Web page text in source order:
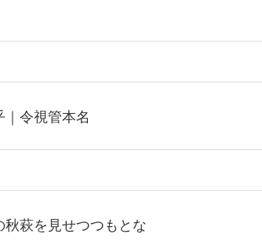
令視管本名
萩を見せつつもとな